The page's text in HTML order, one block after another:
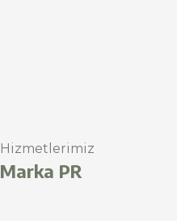
Hizmetlerimiz
Marka PR